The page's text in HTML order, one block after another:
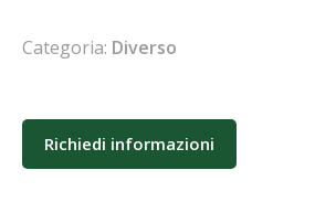
Categoria: Diverso
Richiedi informazioni